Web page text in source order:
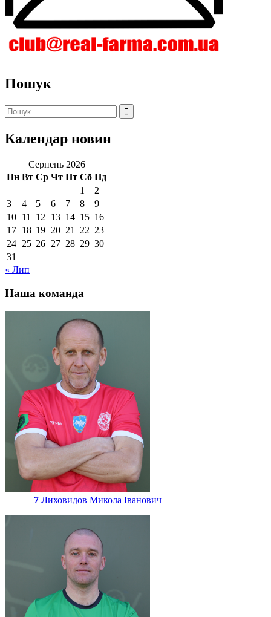
Пошук
Пошук:
Календар новин
Серпень 2026
Пн Вт Ср Чт Пт Сб Нд
1
2
3
4 5 6 7 8
9
10 11 12 13 14 15 16
17 18 19 20 21 22 23
24 25 26 27 28 29 30
31
« Лип
Наша команда
7 Лиховидов Микола Іванович